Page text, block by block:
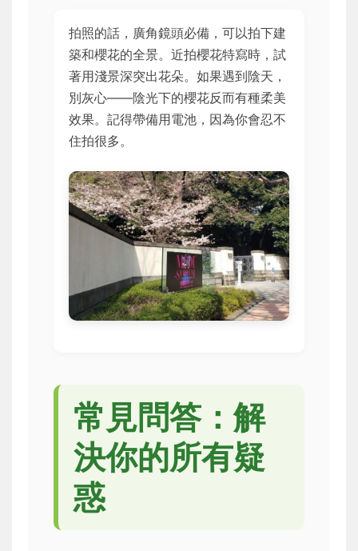
拍照的話，廣角鏡頭必備，可以拍下建
築和櫻花的全景。近拍櫻花特寫時，試
著用淺景深突出花朵。如果遇到陰天，
別灰心——陰光下的櫻花反而有種柔美
效果。記得帶備用電池，因為你會忍不
住拍很多。
常見問答：解
決你的所有疑
惑